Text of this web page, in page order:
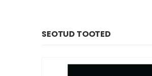
SEOTUD TOOTED